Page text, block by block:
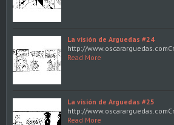
La visión de Arguedas #24
http://
Read More
La visión de Arguedas #25
http://
Read More